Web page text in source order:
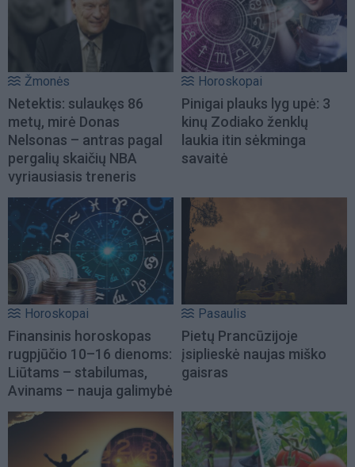
Žmonės
Netektis: sulaukęs 86
metų, mirė Donas
Nelsonas – antras pagal
pergalių skaičių NBA
vyriausiasis treneris
Horoskopai
Pinigai plauks lyg upė: 3
kinų Zodiako ženklų
laukia itin sėkminga
savaitė
Horoskopai
Finansinis horoskopas
rugpjūčio 10–16 dienoms:
Liūtams – stabilumas,
Avinams – nauja galimybė
Pasaulis
Pietų Prancūzijoje
įsiplieskė naujas miško
gaisras